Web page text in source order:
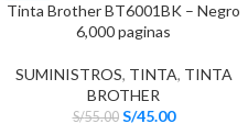
Tinta Brother BT6001BK – Negro
6,000 paginas
SUMINISTROS, TINTA, TINTA
BROTHER
S/55.00 S/45.00